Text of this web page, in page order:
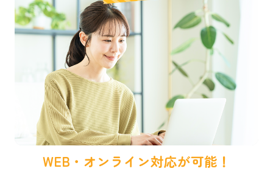
WEB・オンライン対応が可能！